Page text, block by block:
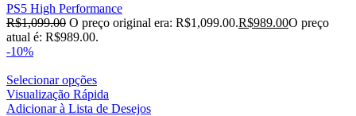
PS5 High Performance
R$1,099.00 O preço original era: R$1,099.00.R$989.00O preço
atual é: R$989.00.
-10%
Selecionar opções
Visualização Rápida
Adicionar à Lista de Desejos